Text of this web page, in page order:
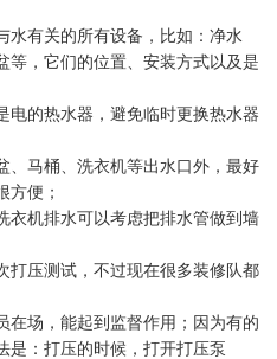
有关的所有设备，比如：净水
等，它们的位置、安装方式以及是
的热水器，避免临时更换热水器
马桶、洗衣机等出水口外，最好
方便；
机排水可以考虑把排水管做到墙
压测试，不过现在很多装修队都
场，能起到监督作用；因为有的
是：打压的时候，打开打压泵